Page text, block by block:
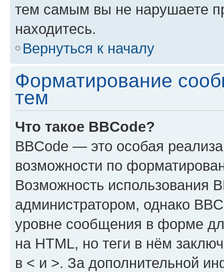
тем самым вы не нарушаете
находитесь.
Вернуться к началу
Форматирование
тем
Что такое BBCode?
BBCode — это особая
возможности по
Возможность использования
администратором, однако
уровне сообщения в форме
на HTML, но теги в нём
в < и >. За дополнительной